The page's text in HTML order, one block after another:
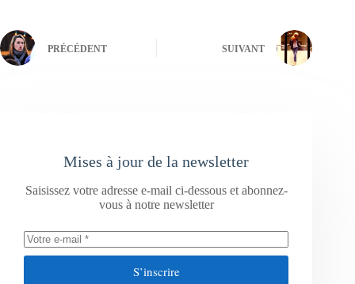
PRÉCÉDENT SUIVANT
Mises à jour de la newsletter
Saisissez votre adresse e-mail ci-dessous et abonnez-
vous à notre newsletter
S’inscrire